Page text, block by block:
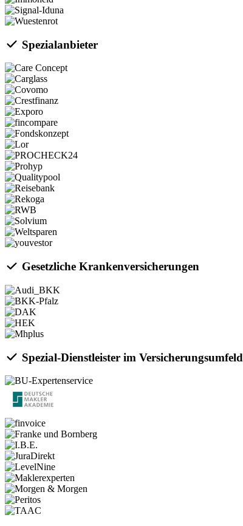
Spezialanbieter
Gesetzliche Krankenversicherungen
Spezial-Dienstleister im Versicherungsumfeld